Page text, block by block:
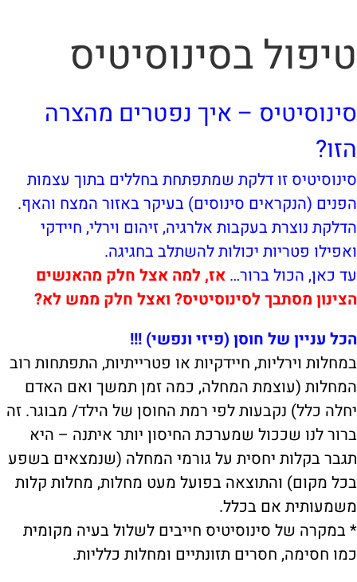
טיפול בסינוסיטיס
סינוסיטיס – איך נפטרים מהצרה
הזו?
סינוסיטיס זו דלקת שמתפתחת בחללים בתוך עצמות
הפנים (הנקראים סינוסים) בעיקר באזור המצח והאף.
הדלקת נוצרת בעקבות אלרגיה, זיהום וירלי, חיידקי
ואפילו פטריות יכולות להשתלב בחגיגה.
עד כאן, הכול ברור… אז, למה אצל חלק מהאנשים
הצינון מסתבך לסינוסיטיס? ואצל חלק ממש לא?
הכל עניין של חוסן (פיזי ונפשי) !!!
במחלות וירליות, חיידקיות או פטרייתיות, התפתחות רוב
המחלות (עוצמת המחלה, כמה זמן תמשך ואם האדם
יחלה כלל) נקבעות לפי רמת החוסן של הילד/ מבוגר. זה
ברור לנו שככול שמערכת החיסון יותר איתנה – היא
תגבר בקלות יחסית על גורמי המחלה (שנמצאים בשפע
בכל מקום) והתוצאה בפועל מעט מחלות, מחלות קלות
משמעותית אם בכלל.
* במקרה של סינוסיטיס חייבים לשלול בעיה מקומית
כמו חסימה, חסרים תזונתיים ומחלות כלליות.